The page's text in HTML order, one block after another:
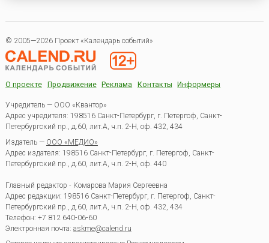
© 2005—2026 Проект «Календарь событий»
О проекте Продвижение Реклама Контакты Информеры
Учредитель — ООО «Квантор»
Адрес учредителя: 198516 Санкт-Петербург, г. Петергоф, Санкт-
Петербургский пр., д.60, лит.А, ч.п. 2-Н, оф. 432, 434
Издатель — ООО «МЕДИО»
Адрес издателя: 198516 Санкт-Петербург, г. Петергоф, Санкт-
Петербургский пр., д.60, лит.А, ч.п. 2-Н, оф. 440
Главный редактор - Комарова Мария Сергеевна
Адрес редакции: 198516 Санкт-Петербург, г. Петергоф Санкт-
Петербургский пр., д.60, лит.А, ч.п. 2-Н, оф. 432, 434
Телефон: +7 812 640-06-60
Электронная почта: askme@calend.ru